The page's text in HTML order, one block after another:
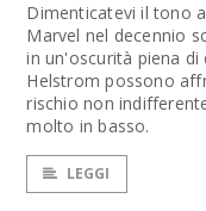
Dimenticatevi il tono
Marvel nel decennio
in un'oscurità piena
Helstrom possono
rischio non
molto in basso.
LEGGI